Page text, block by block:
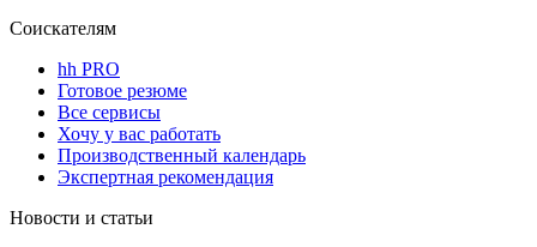
Соискателям
hh PRO
Готовое резюме
Все сервисы
Хочу у вас работать
Производственный календарь
Экспертная рекомендация
Новости и статьи